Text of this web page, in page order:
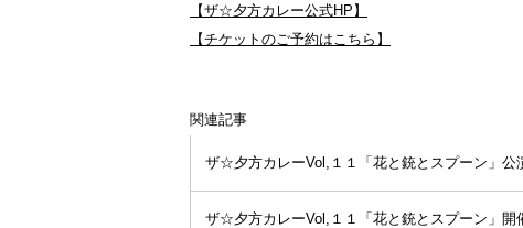
【ザ☆夕方カレー公式HP】
【チケットのご予約はこちら】
関連記事
ザ☆夕方カレーVol,１１「花と銃とスプーン」公
ザ☆夕方カレーVol,１１「花と銃とスプーン」開